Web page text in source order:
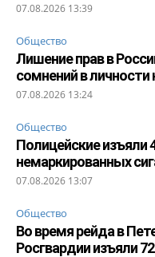
07.08.2026 13:39
Общество
Лишение прав в
сомнений в личности
07.08.2026 13:24
Общество
Полицейские изъяли
немаркированных
07.08.2026 13:07
Общество
Во время рейда в
Росгвардии изъяли